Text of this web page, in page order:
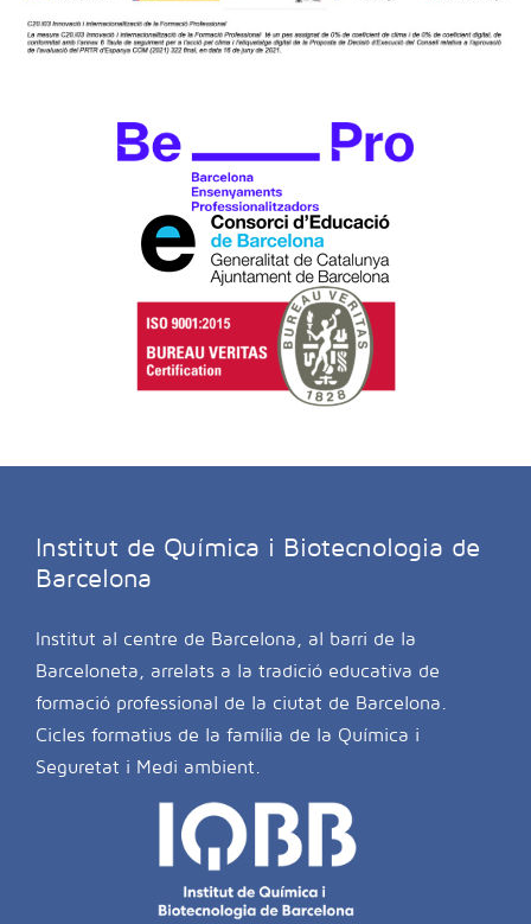
Institut de Química i Biotecnologia de
Barcelona
Institut al centre de Barcelona, al barri de la
Barceloneta, arrelats a la tradició educativa de
formació professional de la ciutat de Barcelona.
Cicles formatius de la família de la Química i
Seguretat i Medi ambient.